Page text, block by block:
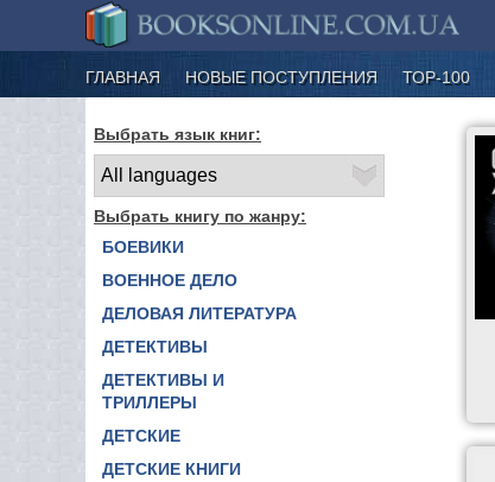
ГЛАВНАЯ НОВЫЕ ПОСТУПЛЕНИЯ ТОР-100
Выбрать язык книг:
Выбрать книгу по жанру:
БОЕВИКИ
ВОЕННОЕ ДЕЛО
ДЕЛОВАЯ ЛИТЕРАТУРА
ДЕТЕКТИВЫ
ДЕТЕКТИВЫ И
ТРИЛЛЕРЫ
ДЕТСКИЕ
ДЕТСКИЕ КНИГИ